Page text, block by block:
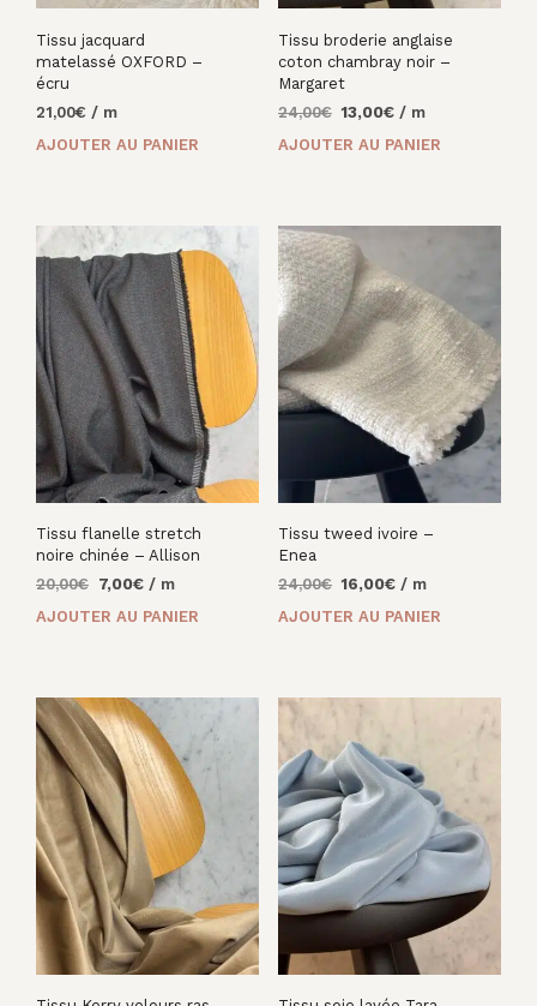
Tissu jacquard
matelassé OXFORD –
écru
21,00€ / m
AJOUTER AU PANIER
Tissu broderie anglaise
coton chambray noir –
Margaret
24,00€ Le
13,00€Le/ m
AJOUTER AU PANIER
Tissu flanelle stretch
noire chinée – Allison
20,00€ Le
7,00€Le/ m
AJOUTER AU PANIER
Tissu tweed ivoire –
Enea
24,00€ Le
16,00€Le/ m
AJOUTER AU PANIER